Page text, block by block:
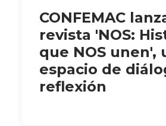
CONFEMAC
revista 'NOS:
que NOS unen',
espacio de
reflexión